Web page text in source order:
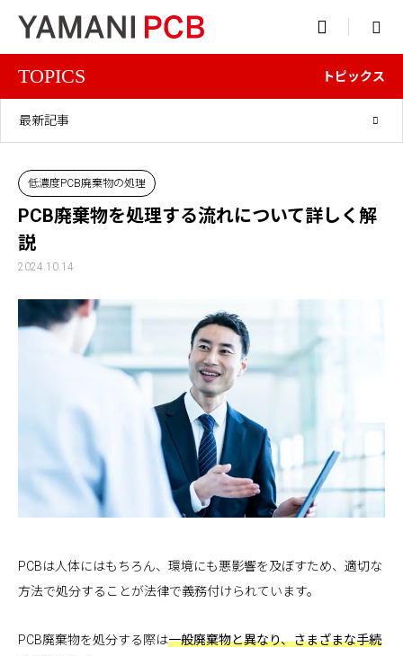

TOPICS トピックス
最新記事
低濃度PCB廃棄物の処理
PCB廃棄物を処理する流れについて詳しく解
説
2024.10.14
PCBは人体にはもちろん、環境にも悪影響を及ぼすため、適切な
方法で処分することが法律で義務付けられています。
PCB廃棄物を処分する際は一般廃棄物と異なり、さまざまな手続